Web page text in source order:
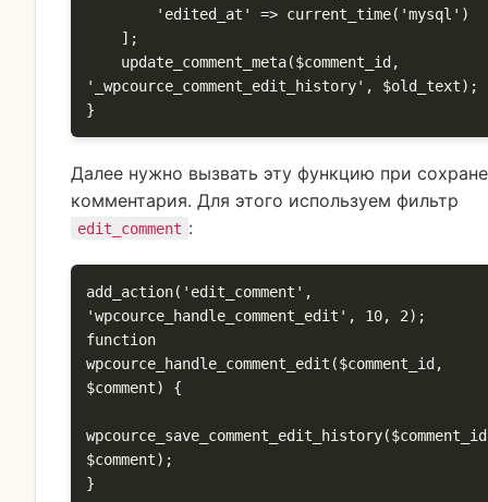
'_wpcource_comment_edit_history', $old_text);
}
Далее нужно вызвать эту функцию при
комментария. Для этого используем фильтр
edit_comment :
add_action('edit_comment',
'wpcource_handle_comment_edit', 10, 2);
function
wpcource_handle_comment_edit($comment_id,
$comment) {
$comment);
}